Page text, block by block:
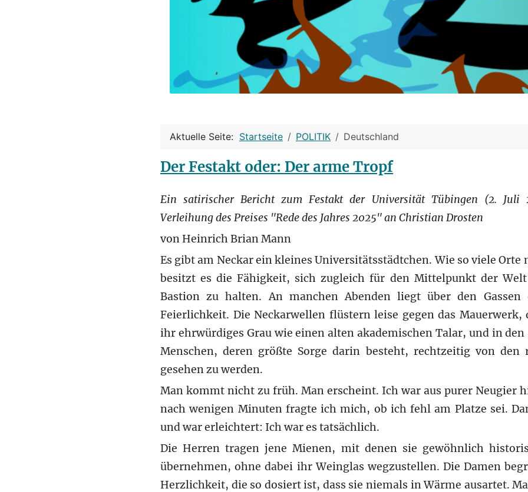
Aktuelle Seite: Startseite POLITIK Deutschland
Der Festakt oder: Der arme Tropf
Ein satirischer Bericht zum Festakt der Universität Tübingen (2. Juli
Verleihung des Preises "Rede des Jahres 2025" an Christian Drosten
von Heinrich Brian Mann
Es gibt am Neckar ein kleines Universitätsstädtchen. Wie so viele
besitzt es die Fähigkeit, sich zugleich für den Mittelpunkt der
Bastion zu halten. An manchen Abenden liegt über den Gassen
Feierlichkeit. Die Neckarwellen flüstern leise gegen das Mauerwerk,
ihr ehrwürdiges Grau wie einen alten akademischen Talar, und in den
Menschen, deren größte Sorge darin besteht, rechtzeitig von den
gesehen zu werden.
Man kommt nicht zu früh. Man erscheint. Ich war aus purer Neugier
nach wenigen Minuten fragte ich mich, ob ich fehl am Platze sei.
und war erleichtert: Ich war es tatsächlich.
Die Herren tragen jene Mienen, mit denen sie gewöhnlich
übernehmen, ohne dabei ihr Weinglas wegzustellen. Die Damen
Herzlichkeit, die so dosiert ist, dass sie niemals in Wärme ausartet.